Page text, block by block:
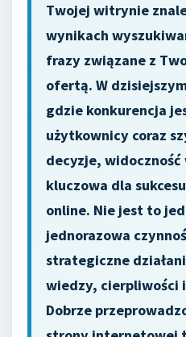
Twojej witrynie
wynikach
frazy związane z
ofertą. W
gdzie konkurencja
użytkownicy coraz
decyzje, widoczność
kluczowa dla
online. Nie jest to
jednorazowa
strategiczne
wiedzy, cierpliwości
Dobrze